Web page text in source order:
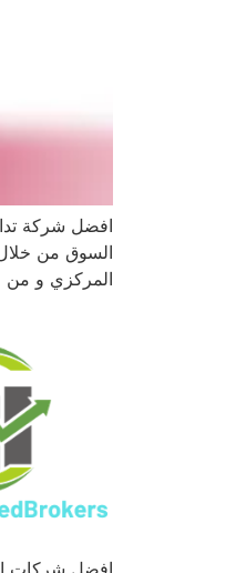
افضل شركة
المركزي و